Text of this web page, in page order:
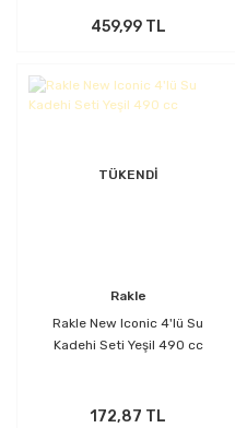
459,99 TL
TÜKENDİ
Rakle
Rakle New Iconic 4'lü Su
Kadehi Seti Yeşil 490 cc
172,87 TL